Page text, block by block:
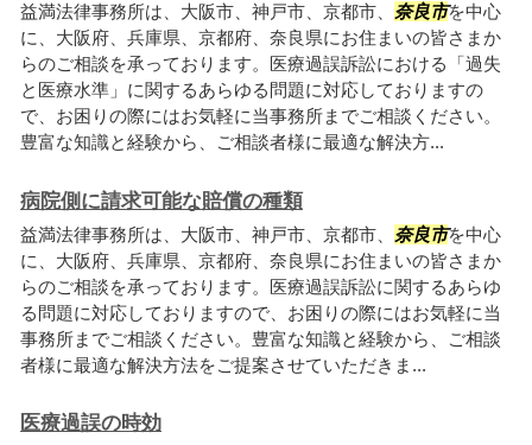
益満法律事務所は、大阪市、神戸市、京都市、 奈良市を中心
に、大阪府、兵庫県、京都府、奈良県にお住まいの皆さまか
らのご相談を承っております。医療過誤訴訟における「過失
と医療水準」に関するあらゆる問題に対応しておりますの
で、お困りの際にはお気軽に当事務所までご相談ください。
豊富な知識と経験から、ご相談者様に最適な解決方...
病院側に請求可能な賠償の種類
益満法律事務所は、大阪市、神戸市、京都市、 奈良市を中心
に、大阪府、兵庫県、京都府、奈良県にお住まいの皆さまか
らのご相談を承っております。医療過誤訴訟に関するあらゆ
る問題に対応しておりますので、お困りの際にはお気軽に当
事務所までご相談ください。豊富な知識と経験から、ご相談
者様に最適な解決方法をご提案させていただきま...
医療過誤の時効